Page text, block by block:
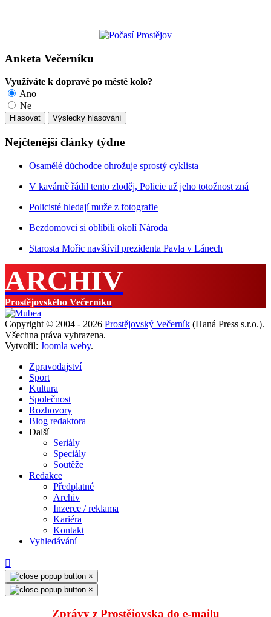
Anketa Večerníku
Využíváte k dopravě po městě kolo?
Ano
Ne
Nejčtenější články týdne
Osamělé důchodce ohrožuje sprostý cyklista
V kavárně řádil tento zloděj, Policie už jeho totožnost zná
Policisté hledají muže z fotografie
Bezdomovci si oblíbili okolí Národa
Starosta Mořic navštívil prezidenta Pavla v Lánech
ARCHIV
Prostějovského Večerníku
Copyright © 2004 - 2026 Prostějovský Večerník (Haná Press s.r.o.).
Všechna práva vyhrazena.
Vytvořil: Joomla weby.
Zpravodajství
Sport
Kultura
Společnost
Rozhovory
Blog redaktora
Další
Seriály
Speciály
Soutěže
Redakce
Předplatné
Archiv
Inzerce / reklama
Kariéra
Kontakt
Vyhledávání
×
×
Zprávy z Prostějovska do e‑mailu